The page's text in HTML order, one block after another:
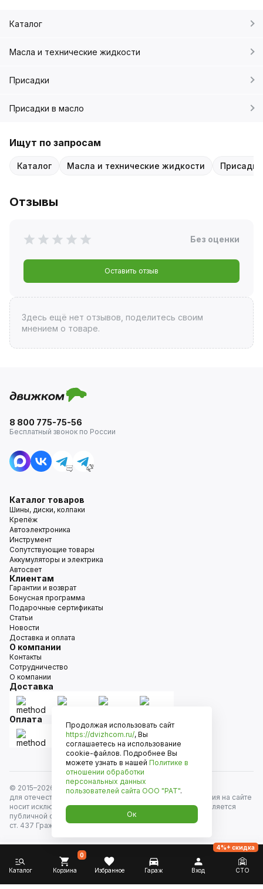
Каталог
Масла и технические жидкости
Присадки
Присадки в масло
Ищут по запросам
Каталог Масла и технические жидкости Присадки
Отзывы
Без оценки
Оставить отзыв
Здесь ещё нет отзывов, поделитесь своим
мнением о товаре.
8 800 775-75-56
Бесплатный звонок по России
Каталог товаров
Шины, диски, колпаки
Крепёж
Автоэлектроника
Инструмент
Сопутствующие товары
Аккумуляторы и электрика
Автосвет
Клиентам
Гарантии и возврат
Бонусная программа
Подарочные сертификаты
Статьи
Новости
Доставка и оплата
О компании
Контакты
Сотрудничество
О компании
Доставка
Оплата
© 2015–2026
Движком — сеть магазинов автозапчастей
для отечественных автомобилей и иномарок. Информация на сайте
носит исключительно информационный характер и не является
публичной офертой, определяемой положениями
ст. 437 Гражданского кодекса РФ. Все права защищены.
Каталог Корзина
0
Избранное Гараж Вход СТО
4%+ скидка
Продолжая использовать сайт
https://dvizhcom.ru/, Вы
соглашаетесь на использование
cookie-файлов. Подробнее Вы
можете узнать в нашей Политике в
отношении обработки
персональных данных
пользователей сайта ООО "РАТ".
Ок